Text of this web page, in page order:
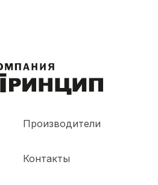
Производители
Контакты